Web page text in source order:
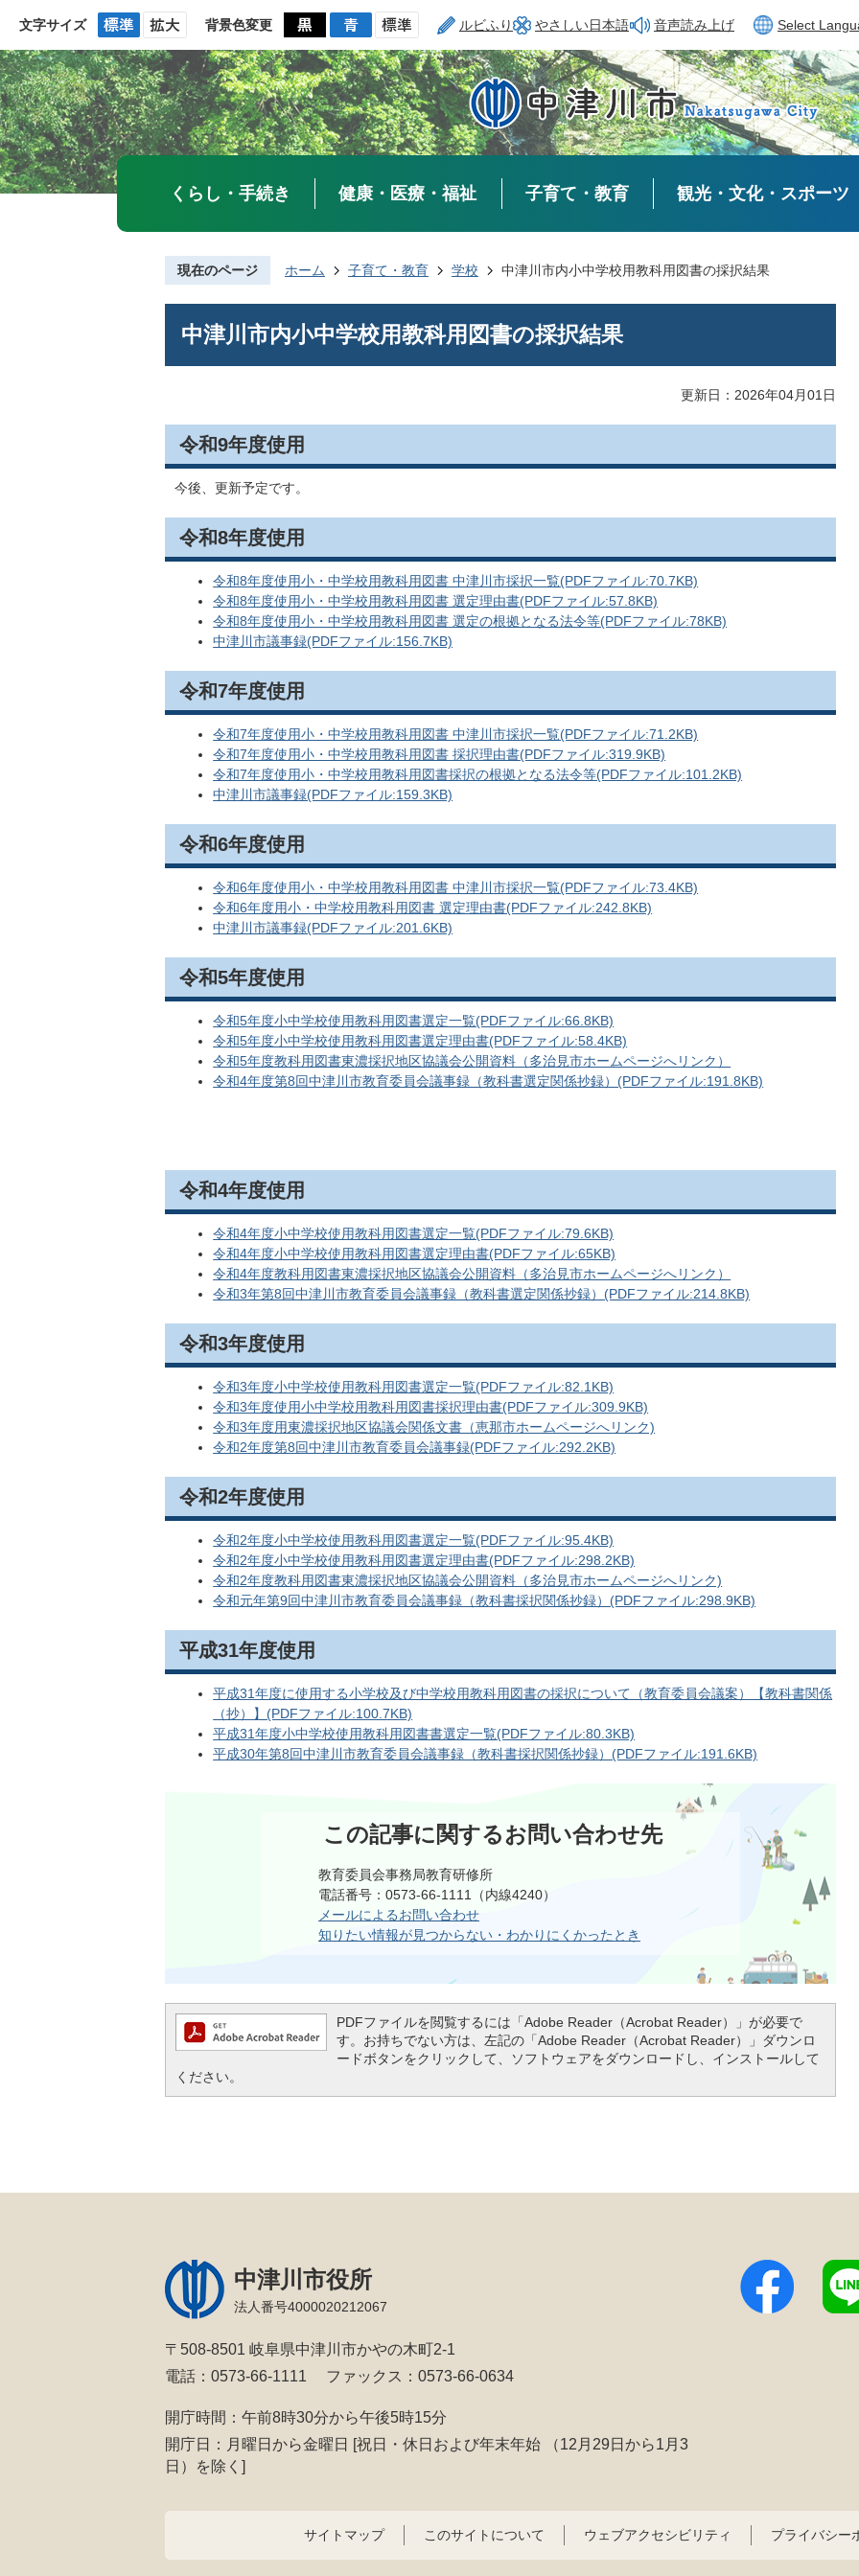
文字サイズ 背景色変更 ルビふり やさしい日本語 音声読み上げ Select
くらし・手続き 健康・医療・福祉 子育て・教育 観光・文化・スポーツ
現在のページ ホーム 子育て・教育 学校 中津川市内小中学校用教科用図書の採択結果
中津川市内小中学校用教科用図書の採択結果
更新日：2026年04月01日
令和9年度使用
今後、更新予定です。
令和8年度使用
令和8年度使用小・中学校用教科用図書 中津川市採択一覧(PDFファイル:70.7KB)
令和8年度使用小・中学校用教科用図書 選定理由書(PDFファイル:57.8KB)
令和8年度使用小・中学校用教科用図書 選定の根拠となる法令等(PDFファイル:78KB)
中津川市議事録(PDFファイル:156.7KB)
令和7年度使用
令和7年度使用小・中学校用教科用図書 中津川市採択一覧(PDFファイル:71.2KB)
令和7年度使用小・中学校用教科用図書 採択理由書(PDFファイル:319.9KB)
令和7年度使用小・中学校用教科用図書採択の根拠となる法令等(PDFファイル:101.2KB)
中津川市議事録(PDFファイル:159.3KB)
令和6年度使用
令和6年度使用小・中学校用教科用図書 中津川市採択一覧(PDFファイル:73.4KB)
令和6年度用小・中学校用教科用図書 選定理由書(PDFファイル:242.8KB)
中津川市議事録(PDFファイル:201.6KB)
令和5年度使用
令和5年度小中学校使用教科用図書選定一覧(PDFファイル:66.8KB)
令和5年度小中学校使用教科用図書選定理由書(PDFファイル:58.4KB)
令和5年度教科用図書東濃採択地区協議会公開資料（多治見市ホームページへリンク）
令和4年度第8回中津川市教育委員会議事録（教科書選定関係抄録）(PDFファイル:191.8KB)
令和4年度使用
令和4年度小中学校使用教科用図書選定一覧(PDFファイル:79.6KB)
令和4年度小中学校使用教科用図書選定理由書(PDFファイル:65KB)
令和4年度教科用図書東濃採択地区協議会公開資料（多治見市ホームページへリンク）
令和3年第8回中津川市教育委員会議事録（教科書選定関係抄録）(PDFファイル:214.8KB)
令和3年度使用
令和3年度小中学校使用教科用図書選定一覧(PDFファイル:82.1KB)
令和3年度使用小中学校用教科用図書採択理由書(PDFファイル:309.9KB)
令和3年度用東濃採択地区協議会関係文書（恵那市ホームページへリンク)
令和2年度第8回中津川市教育委員会議事録(PDFファイル:292.2KB)
令和2年度使用
令和2年度小中学校使用教科用図書選定一覧(PDFファイル:95.4KB)
令和2年度小中学校使用教科用図書選定理由書(PDFファイル:298.2KB)
令和2年度教科用図書東濃採択地区協議会公開資料（多治見市ホームページへリンク)
令和元年第9回中津川市教育委員会議事録（教科書採択関係抄録）(PDFファイル:298.9KB)
平成31年度使用
平成31年度に使用する小学校及び中学校用教科用図書の採択について（教育委員会議案）【教科書関係
（抄）】(PDFファイル:100.7KB)
平成31年度小中学校使用教科用図書書選定一覧(PDFファイル:80.3KB)
平成30年第8回中津川市教育委員会議事録（教科書採択関係抄録）(PDFファイル:191.6KB)
この記事に関するお問い合わせ先
教育委員会事務局教育研修所
電話番号：0573-66-1111（内線4240）
メールによるお問い合わせ
知りたい情報が見つからない・わかりにくかったとき
PDFファイルを閲覧するには「Adobe Reader（Acrobat Reader）」が必要で
す。お持ちでない方は、左記の「Adobe Reader（Acrobat Reader）」ダウンロ
ードボタンをクリックして、ソフトウェアをダウンロードし、インストールして
ください。
中津川市役所
法人番号4000020212067
〒508-8501 岐阜県中津川市かやの木町2-1
電話：0573-66-1111
ファックス：0573-66-0634
開庁時間：午前8時30分から午後5時15分
開庁日：月曜日から金曜日 [祝日・休日および年末年始
（12月29日から1月3
日）を除く]
サイトマップ このサイトについて ウェブアクセシビリティ プライバシー